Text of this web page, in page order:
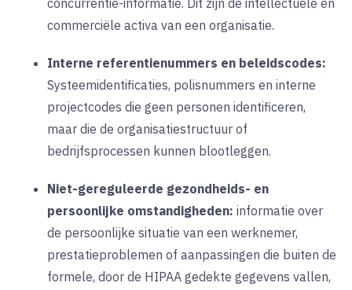
concurrentie-informatie. Dit zijn de intellectuele en
commerciële activa van een organisatie.
Interne referentienummers en beleidscodes:
Systeemidentificaties, polisnummers en interne
projectcodes die geen personen identificeren,
maar die de organisatiestructuur of
bedrijfsprocessen kunnen blootleggen.
Niet-gereguleerde gezondheids- en
persoonlijke omstandigheden: informatie over
de persoonlijke situatie van een werknemer,
prestatieproblemen of aanpassingen die buiten de
formele, door de HIPAA gedekte gegevens vallen,